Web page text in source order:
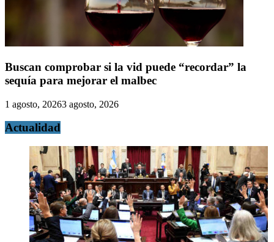
Buscan comprobar si la vid puede “recordar” la
sequía para mejorar el malbec
1 agosto, 20263 agosto, 2026
Actualidad